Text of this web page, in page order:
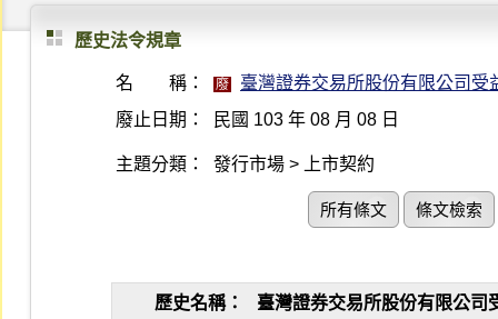
歷史法令規章
名 稱： 廢
臺灣證券交易所股份有限公司
廢止日期：
民國 103 年 08 月 08 日
主題分類： 發行市場 > 上市契約
所有條文 條文檢索
歷史名稱：
臺灣證券交易所股份有限公司